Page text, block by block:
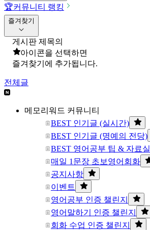
🏆커뮤니티 랭킹
즐겨찾기
게시판 제목의
아이콘을 선택하면
즐겨찾기에 추가됩니다.
전체글
메모리워드 커뮤니티
BEST 인기글 (실시간)
BEST 인기글 (명예의 전당)
BEST 영어공부 팁 & 자료실
매일 1문장 초보영어회화
공지사항
이벤트
영어공부 인증 챌린지
영어말하기 인증 챌린지
회화 수업 인증 챌린지